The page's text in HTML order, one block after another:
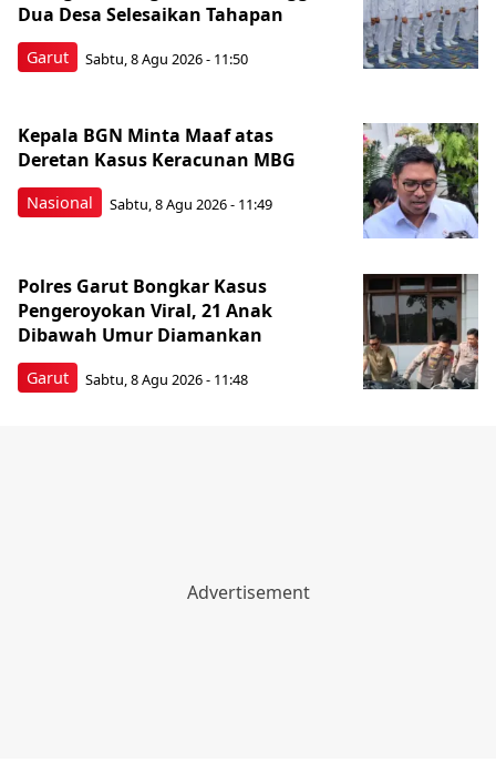
Garut
Dua Desa Selesaikan Tahapan
Sabtu, 8 Agu 2026 - 11:50
Nasional
Kepala BGN Minta Maaf atas
Deretan Kasus Keracunan MBG
Sabtu, 8 Agu 2026 - 11:49
Garut
Polres Garut Bongkar Kasus
Pengeroyokan Viral, 21 Anak
Dibawah Umur Diamankan
Sabtu, 8 Agu 2026 - 11:48